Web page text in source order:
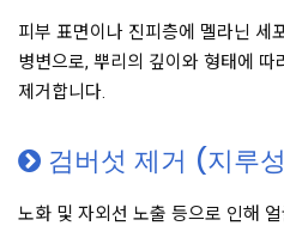
피부 표면이나 진피층에 멜라닌 세
병변으로, 뿌리의 깊이와 형태에 따
제거합니다.
검버섯 제거 (지루
노화 및 자외선 노출 등으로 인해